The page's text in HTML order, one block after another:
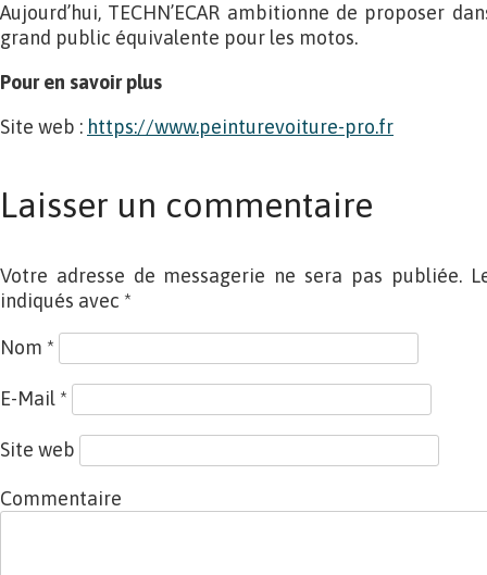
Aujourd’hui, TECHN’ECAR ambitionne de proposer
grand public équivalente pour les motos.
Pour en savoir plus
Site web : https://www.peinturevoiture-pro.fr
Laisser un commentaire
Votre adresse de messagerie ne sera pas publiée.
indiqués avec *
Nom *
E-Mail *
Site web
Commentaire